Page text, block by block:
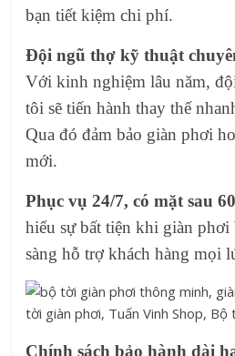
bạn tiết kiệm chi phí.
Đội ngũ thợ kỹ thuật
Với kinh nghiệm lâu năm,
tôi sẽ tiến hành thay thế
Qua đó đảm bảo giàn phơi
mới.
Phục vụ 24/7, có mặt sau
hiểu sự bất tiện khi giàn
sàng hỗ trợ khách hàng mọi
Chính sách bảo hành dài